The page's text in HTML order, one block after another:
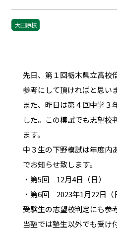
大田原校
先日、第１回栃木県立高校
参考にして頂ければと思い
また、昨日は第４回中学３
した。この模試でも志望校
ます。
中３生の下野模試は年度内
でお知らせ致します。
・第5回 12月4日（日）
・第6回 2023年1月22日（
受験生の志望校判定にも参
当塾では塾生以外でも受け